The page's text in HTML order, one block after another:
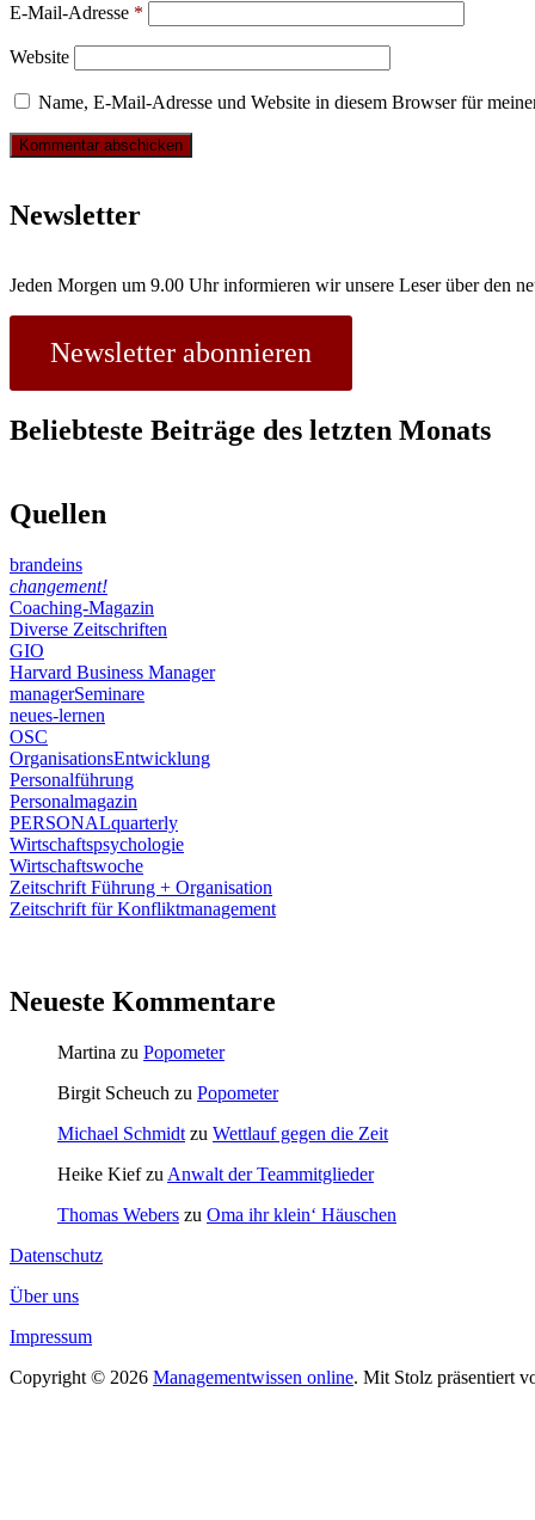
E-Mail-Adresse *
Website
Name, E-Mail-Adresse und Website in diesem Browser für
Newsletter
Jeden Morgen um 9.00 Uhr informieren wir unsere Leser über den
Newsletter abonnieren
Beliebteste Beiträge des letzten Monats
Quellen
brandeins
changement!
Coaching-Magazin
Diverse Zeitschriften
GIO
Harvard Business Manager
managerSeminare
neues-lernen
OSC
OrganisationsEntwicklung
Personalführung
Personalmagazin
PERSONALquarterly
Wirtschaftspsychologie
Wirtschaftswoche
Zeitschrift Führung + Organisation
Zeitschrift für Konfliktmanagement
Neueste Kommentare
Martina zu Popometer
Birgit Scheuch zu Popometer
Michael Schmidt zu Wettlauf gegen die Zeit
Heike Kiefzu Anwalt der Teammitglieder
Thomas Webers zu Oma ihr klein‘ Häuschen
Datenschutz
Über uns
Impressum
Copyright © 2026 Managementwissen online. Mit Stolz präsentiert